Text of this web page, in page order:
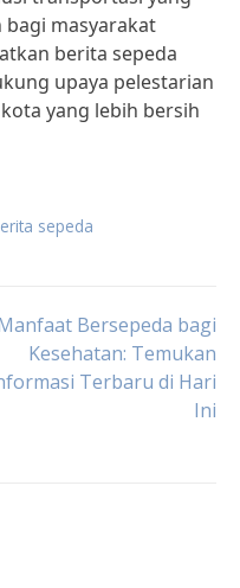
masyarakat
berita sepeda
upaya pelestarian
yang lebih bersih
sepeda
Bersepeda bagi
Kesehatan: Temukan
Terbaru di Hari
Ini